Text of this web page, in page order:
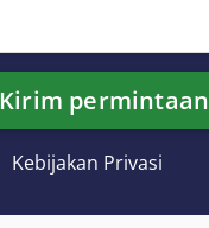
Kirim permintaan
Kebijakan Privasi